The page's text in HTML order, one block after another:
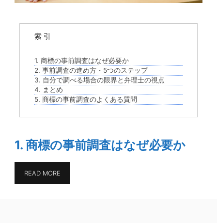
索 引
1. 商標の事前調査はなぜ必要か
2. 事前調査の進め方・5つのステップ
3. 自分で調べる場合の限界と弁理士の視点
4. まとめ
5. 商標の事前調査のよくある質問
1. 商標の事前調査はなぜ必要か
READ MORE